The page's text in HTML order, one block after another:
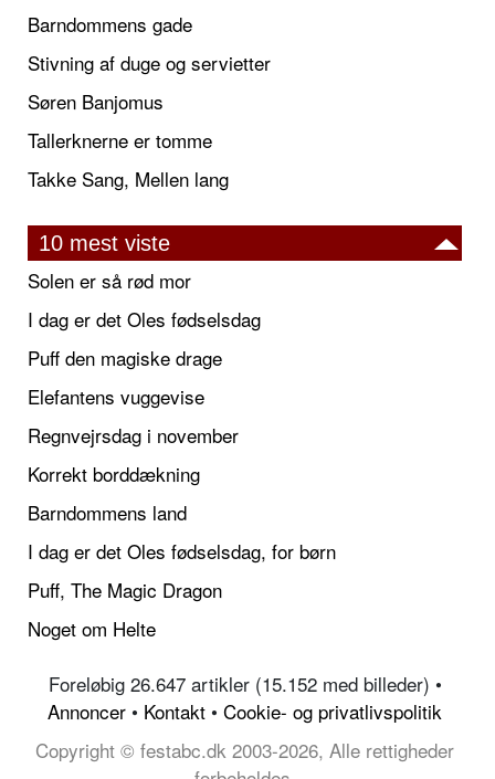
Barndommens gade
Stivning af duge og servietter
Søren Banjomus
Tallerknerne er tomme
Takke Sang, Mellen lang
10 mest viste
Solen er så rød mor
I dag er det Oles fødselsdag
Puff den magiske drage
Elefantens vuggevise
Regnvejrsdag i november
Korrekt borddækning
Barndommens land
I dag er det Oles fødselsdag, for børn
Puff, The Magic Dragon
Noget om Helte
Foreløbig 26.647 artikler (15.152 med billeder) •
Annoncer • Kontakt • Cookie- og privatlivspolitik
Copyright © festabc.dk 2003-2026, Alle rettigheder